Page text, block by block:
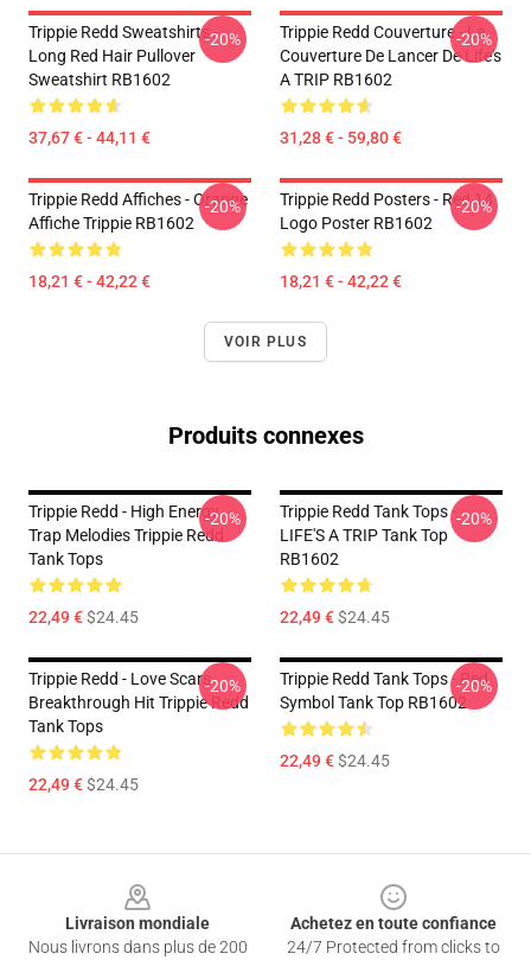
Trippie Redd Sweatshirts -
Long Red Hair Pullover
Sweatshirt RB1602
37,67 € - 44,11 €
-20%
Trippie Redd Couverture - La
Couverture De Lancer De Life's
A TRIP RB1602
31,28 € - 59,80 €
-20%
Trippie Redd Affiches - Orange
Affiche Trippie RB1602
18,21 € - 42,22 €
-20%
Trippie Redd Posters - Red 14
Logo Poster RB1602
18,21 € - 42,22 €
-20%
VOIR PLUS
Produits connexes
Trippie Redd - High Energy
Trap Melodies Trippie Redd
Tank Tops
22,49 €$24.45
-20%
Trippie Redd Tank Tops -
LIFE'S A TRIP Tank Top
RB1602
22,49 €$24.45
-20%
Trippie Redd - Love Scars
Breakthrough Hit Trippie Redd
Tank Tops
22,49 €$24.45
-20%
Trippie Redd Tank Tops - Red
Symbol Tank Top RB1602
22,49 €$24.45
-20%
Livraison mondiale
Nous livrons dans plus de 200
Achetez en toute confiance
24/7 Protected from clicks to